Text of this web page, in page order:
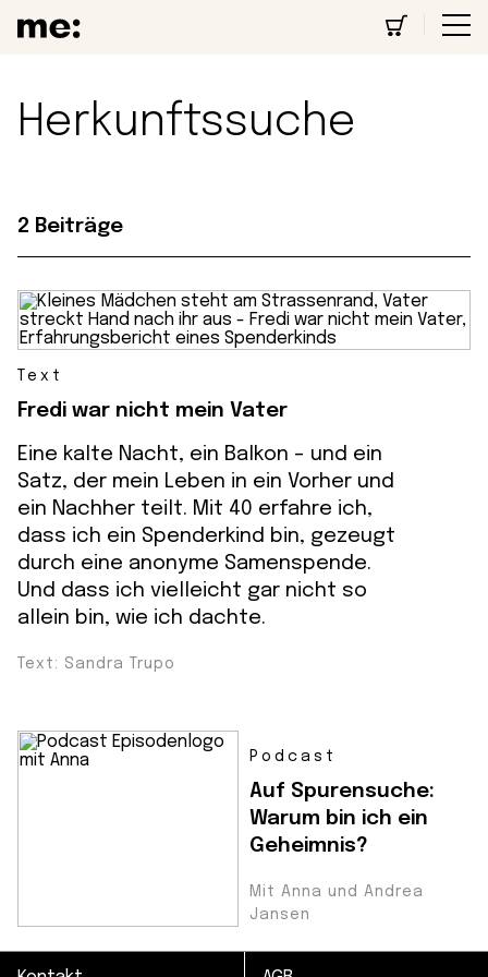
Herkunftssuche
2 Beiträge
Text
Fredi war nicht mein Vater
Eine kalte Nacht, ein Balkon - und ein
Satz, der mein Leben in ein Vorher und
ein Nachher teilt. Mit 40 erfahre ich,
dass ich ein Spenderkind bin, gezeugt
durch eine anonyme Samenspende.
Und dass ich vielleicht gar nicht so
allein bin, wie ich dachte.
Text: Sandra Trupo
Podcast
Auf Spurensuche:
Warum bin ich ein
Geheimnis?
Mit Anna und Andrea
Jansen